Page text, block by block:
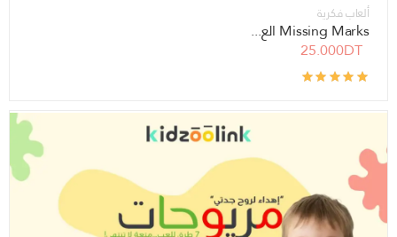
ألعاب فكرية
Missing Marks الع...
25.000DT